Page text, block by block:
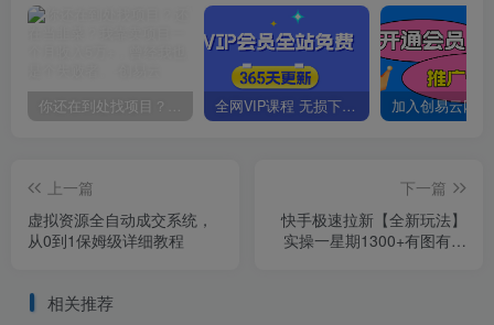
你还在到处找项目？还在当韭菜？我靠卖项目一个月收入5万+，曾经我也是个失败者。 全网VIP课程 无损下载~
上一篇
虚拟资源全自动成交系统，
从0到1保姆级详细教程
下一篇
快手极速拉新【全新玩法】
实操一星期1300+有图有真
相关推荐